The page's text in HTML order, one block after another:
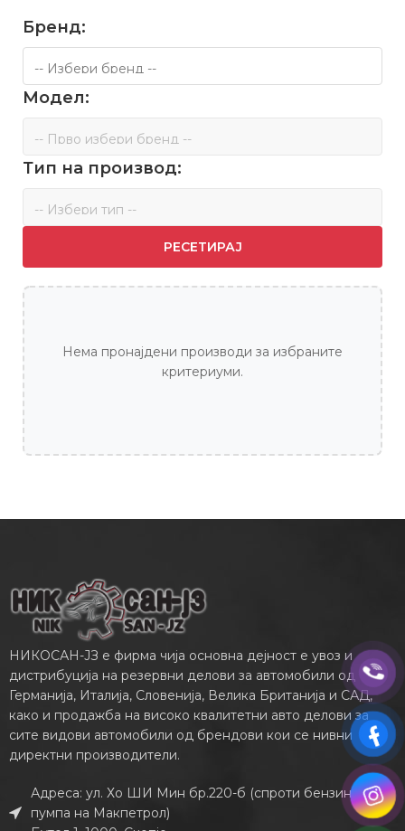
Бренд:
Модел:
Тип на производ:
РЕСЕТИРАЈ
Нема пронајдени производи за избраните
критериуми.
НИКОСАН-ЈЗ е фирма чија основна дејност е увоз и
дистрибуција на резервни делови за автомобили од
Германија, Италија, Словенија, Велика Британија и САД,
како и продажба на високо квалитетни авто делови за
сите видови автомобили од брендови кои се нивни
директни производители.
Адреса: ул. Хо ШИ Мин бр.220-б (спроти бензинската
пумпа на Макпетрол)